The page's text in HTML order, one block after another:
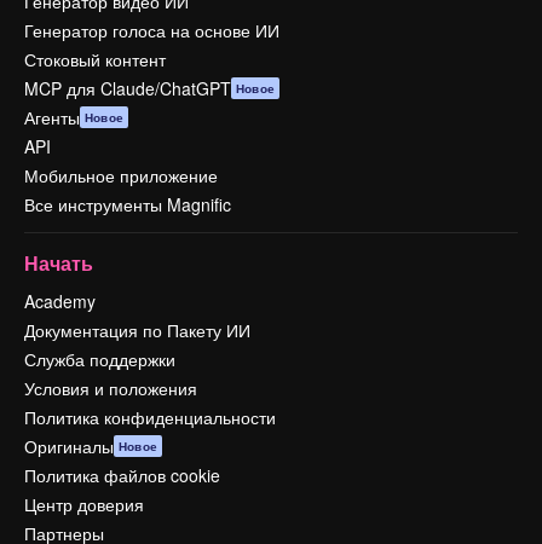
Генератор голоса на основе ИИ
Стоковый контент
MCP для Claude/ChatGPT Новое
Агенты Новое
API
Мобильное приложение
Все инструменты Magnific
Начать
Academy
Документация по Пакету ИИ
Служба поддержки
Условия и положения
Политика конфиденциальности
Оригиналы Новое
Политика файлов cookie
Центр доверия
Партнеры